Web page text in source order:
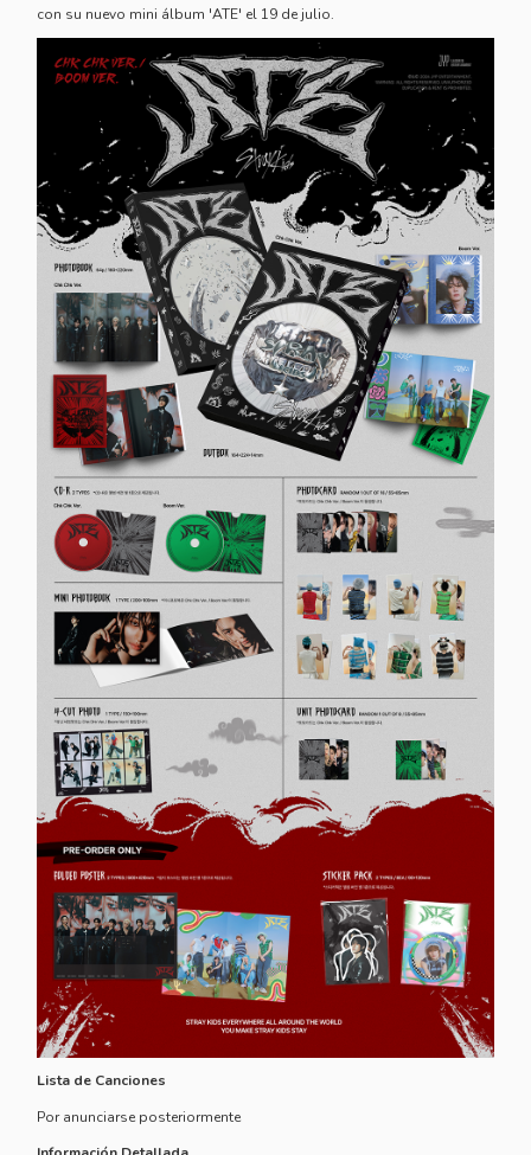
con su nuevo mini álbum 'ATE' el 19 de julio.
Lista de Canciones
Por anunciarse posteriormente